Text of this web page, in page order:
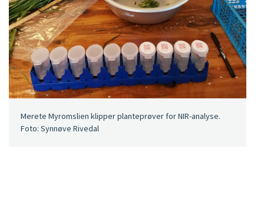
Merete Myromslien klipper planteprøver for NIR-analyse.
Foto: Synnøve Rivedal